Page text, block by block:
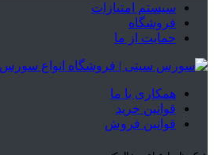
بود.
سیستم امتیازات
فروشگاه
حمایت از ما
همکاری با ما
قوانین خرید
قوانین فروش